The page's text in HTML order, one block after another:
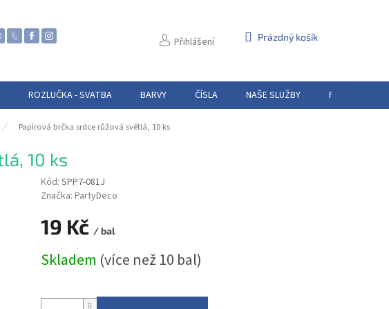
Přihlášení
NÁKUPNÍ
Prázdný košík
ROZLUČKA - SVATBA BARVY ČÍSLA NAŠE SLUŽBY PŮJČOVNA
Papírová brčka srdce růžová světlá, 10 ks
10 ks
Kód: SPP7-081J
Značka: PartyDeco
19 Kč / bal
cena:
Skladem (více než 10 bal)